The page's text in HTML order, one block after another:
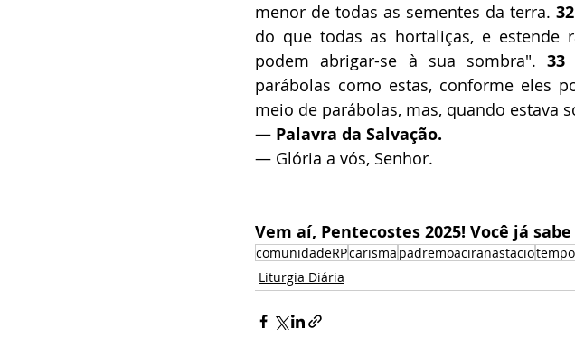
menor de todas as sementes da terra. 32
do que todas as hortaliças, e estende
podem abrigar-se à sua sombra". 33
parábolas como estas, conforme eles
meio de parábolas, mas, quando estava
— Palavra da Salvação.
— Glória a vós, Senhor.
Vem aí, Pentecostes 2025! Você já
comunidadeRPcarisma padremoaciranastacio
Liturgia Diária